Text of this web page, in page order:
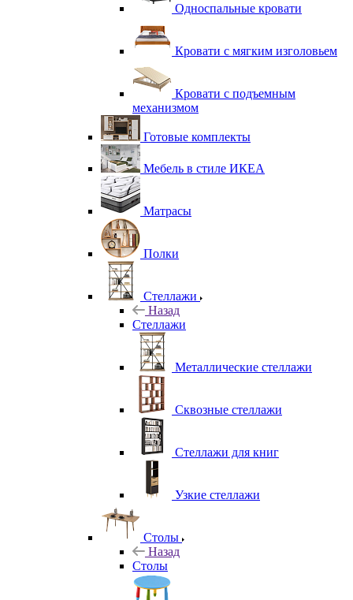
Односпальные кровати
Кровати с мягким изголовьем
Кровати с подъемным
механизмом
Готовые комплекты
Мебель в стиле ИКЕА
Матрасы
Полки
Стеллажи
Назад
Стеллажи
Металлические стеллажи
Сквозные стеллажи
Стеллажи для книг
Узкие стеллажи
Столы
Назад
Столы